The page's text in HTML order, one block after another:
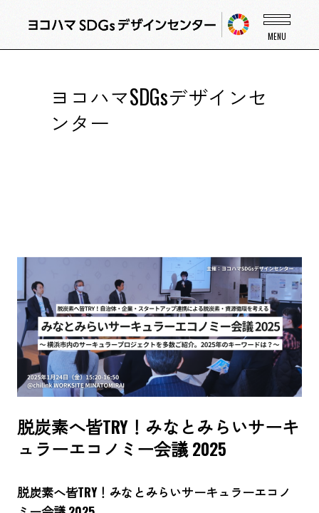
ヨコハマSDGsデザインセ
ンター
脱炭素へ皆TRY！みなとみらいサーキ
ュラーエコノミー会議 2025
脱炭素へ皆TRY！みなとみらいサーキュラーエコノ